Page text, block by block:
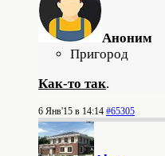
Аноним
Пригород
Как-то так.
6 Янв'15 в 14:14 #65305